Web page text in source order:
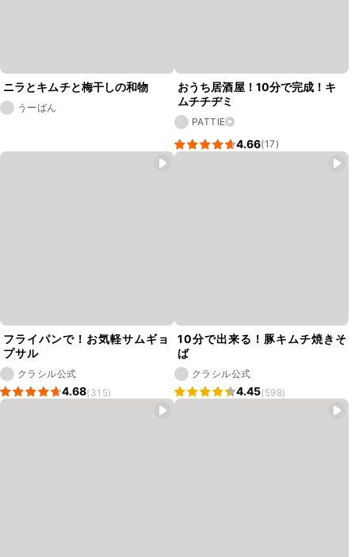
ニラとキムチと梅干しの和物
うーばん
おうち居酒屋！10分で完成！キ
ムチチヂミ
PATTIE◎
4.66(17)
フライパンで！お気軽サムギョ
プサル
クラシル公式
4.68(315)
10分で出来る！豚キムチ焼きそ
ば
クラシル公式
4.45(598)